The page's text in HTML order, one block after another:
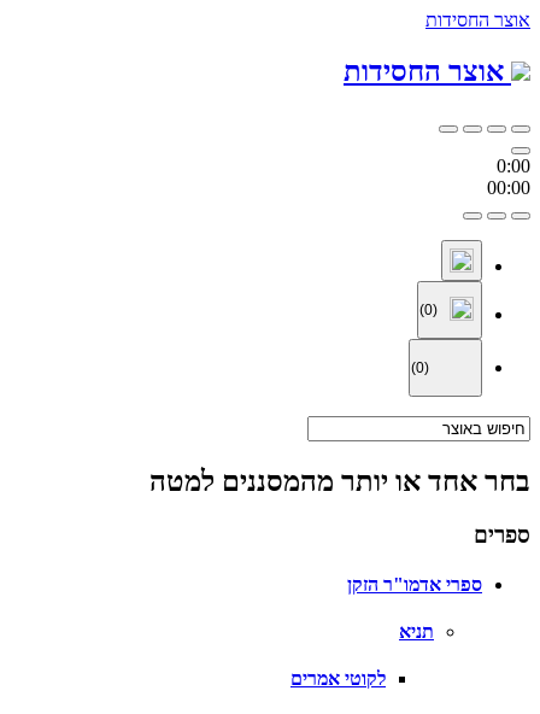
אוצר החסידות
אוצר החסידות
0:00
00:00
(0)
(0)
בחר אחד או יותר מהמסננים למטה
ספרים
ספרי אדמו"ר הזקן
תניא
לקוטי אמרים